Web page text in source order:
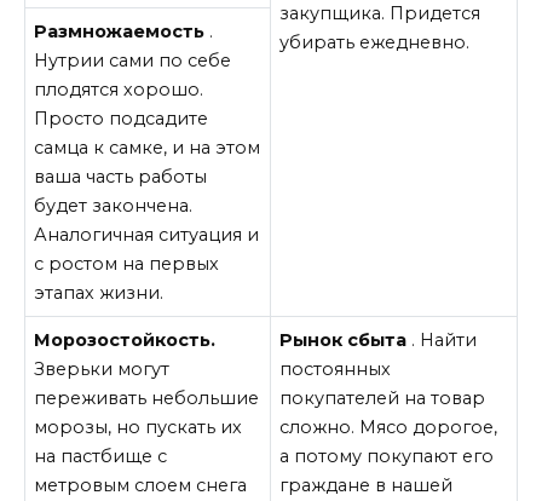
закупщика. Придется
убирать ежедневно.
Размножаемость .
Нутрии сами по себе
плодятся хорошо.
Просто подсадите
самца к самке, и на этом
ваша часть работы
будет закончена.
Аналогичная ситуация и
с ростом на первых
этапах жизни.
Морозостойкость.
Зверьки могут
переживать небольшие
морозы, но пускать их
на пастбище с
метровым слоем снега
Рынок сбыта . Найти
постоянных
покупателей на товар
сложно. Мясо дорогое,
а потому покупают его
граждане в нашей